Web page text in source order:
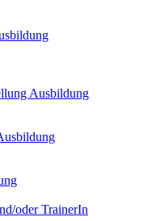
Ausbildung
oder TrainerIn